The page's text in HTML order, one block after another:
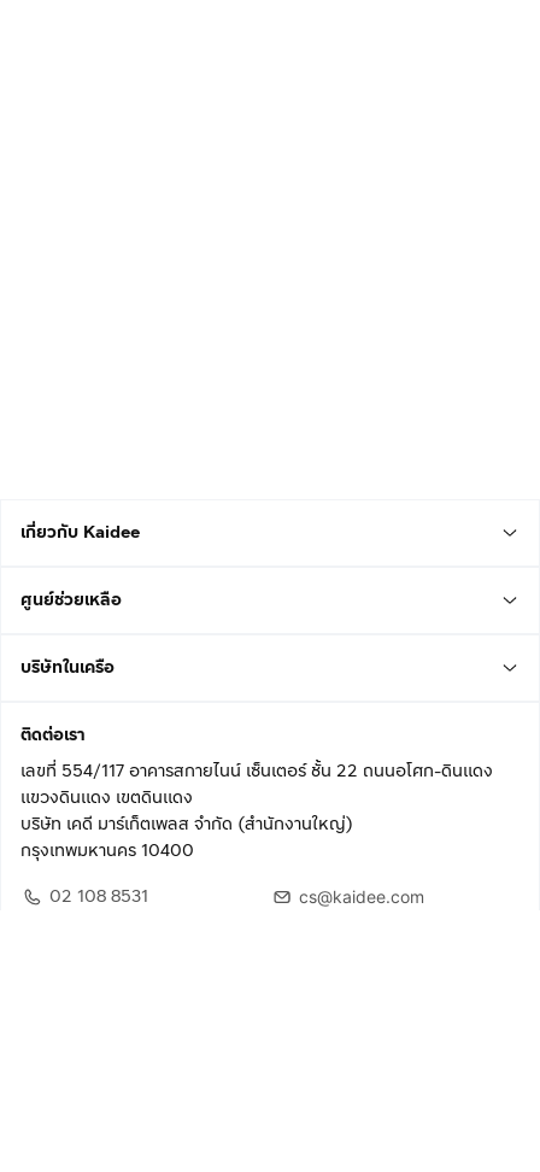
เกี่ยวกับ Kaidee
ศูนย์ช่วยเหลือ
บริษัทในเครือ
ติดต่อเรา
เลขที่ 554/117 อาคารสกายไนน์ เซ็นเตอร์ ชั้น 22 ถนนอโศก-ดินแดง
แขวงดินแดง เขตดินแดง
บริษัท เคดี มาร์เก็ตเพลส จำกัด (สำนักงานใหญ่)
กรุงเทพมหานคร 10400
02 108 8531
cs@kaidee.com